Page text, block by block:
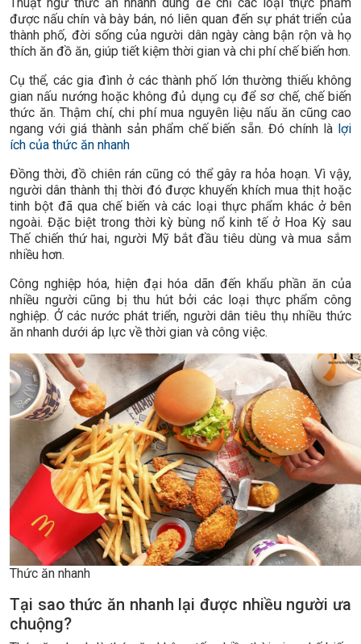
được nấu chín và bày bán, nó liên quan đến sự phát triển của
thành phố, đời sống của người dân ngày càng bận rộn và họ
thích ăn đồ ăn, giúp tiết kiệm thời gian và chi phí chế biến hơn.
Cụ thể, các gia đình ở các thành phố lớn thường thiếu không
gian nấu nướng hoặc không đủ dụng cụ để sơ chế, chế biến
thức ăn. Thậm chí, chi phí mua nguyên liệu nấu ăn cũng cao
ngang với giá thành sản phẩm chế biến sẵn. Đó chính là lợi
ích của thức ăn nhanh
Đồng thời, đồ chiên rán cũng có thể gây ra hỏa hoạn. Vì vậy,
người dân thành thị thời đó được khuyến khích mua thịt hoặc
tinh bột đã qua chế biến và các loại thực phẩm khác ở bên
ngoài. Đặc biệt trong thời kỳ bùng nổ kinh tế ở Hoa Kỳ sau
Thế chiến thứ hai, người Mỹ bắt đầu tiêu dùng và mua sắm
nhiều hơn.
Công nghiệp hóa, hiện đại hóa dãn đến khẩu phần ăn của
nhiều người cũng bị thu hút bởi các loại thực phẩm công
nghiệp. Ở các nước phát triển, người dân tiêu thụ nhiều thức
ăn nhanh dưới áp lực về thời gian và công việc.
Thức ăn nhanh
Tại sao thức ăn nhanh lại được nhiều người ưa
chuộng?